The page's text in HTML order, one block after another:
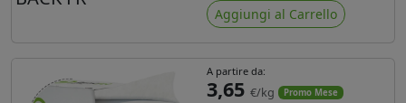
tende ,coperture gazebo, prodotti
gonfiabili o cuscini di
Aggiungi al Carrello
A partire da:
3,65 €/kg Promo Mese